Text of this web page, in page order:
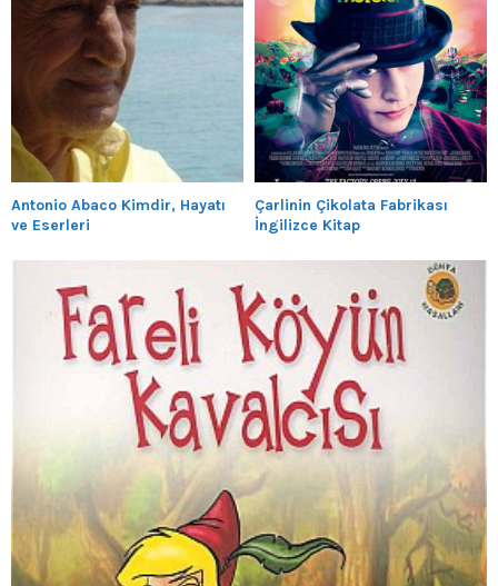
Antonio Abaco Kimdir, Hayatı
ve Eserleri
Çarlinin Çikolata Fabrikası
İngilizce Kitap